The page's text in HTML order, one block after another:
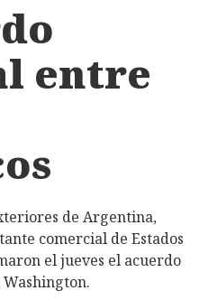
entre
de Argentina,
comercial de Estados
el jueves el acuerdo